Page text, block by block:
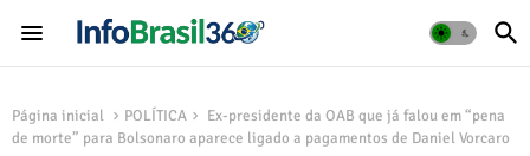
Página inicial POLÍTICA
Ex-presidente da OAB que já falou em “pena
de morte” para Bolsonaro aparece ligado a pagamentos de Daniel Vorcaro